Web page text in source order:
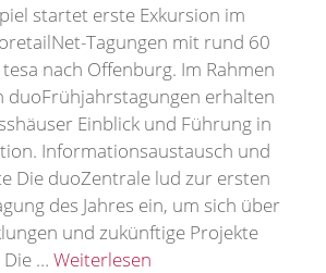
startet erste Exkursion im
Tagungen mit rund 60
nach Offenburg. Im Rahmen
duoFrühjahrstagungen erhalten
Einblick und Führung in
Informationsaustausch und
Die duoZentrale lud zur ersten
des Jahres ein, um sich über
und zukünftige Projekte
Die … Weiterlesen